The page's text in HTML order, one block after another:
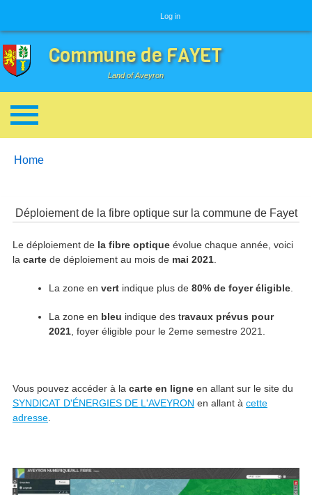
Log in
Commune de FAYET
Land of Aveyron
Breadcrumbs
You are here:
Home
Déploiement de la fibre optique sur la commune de Fayet
Le déploiement de la fibre optique évolue chaque année, voici
la carte de déploiement au mois de mai 2021
La zone en vert indique plus de 80% de foyer éligible
La zone en bleu indique des travaux prévus pour
2021 , foyer éligible pour le 2eme semestre 2021.
Vous pouvez accéder à la carte en ligne en allant sur le site du
SYNDICAT D'ÉNERGIES DE L'AVEYRON en allant à cette
adresse
Image